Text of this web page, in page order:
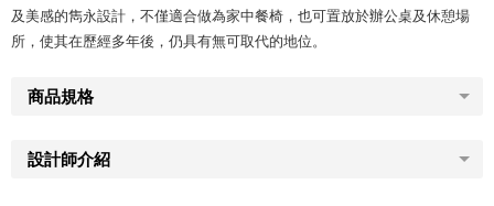
及美感的雋永設計，不僅適合做為家中餐椅，也可置放於辦公桌及休憩場
所，使其在歷經多年後，仍具有無可取代的地位。
商品規格
設計師介紹